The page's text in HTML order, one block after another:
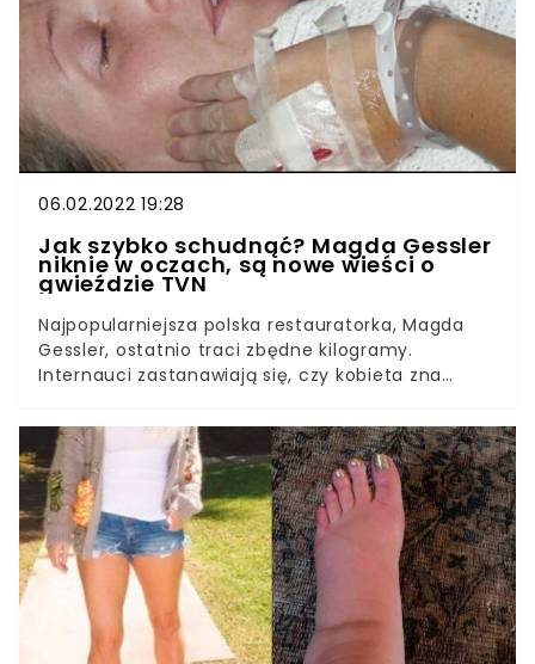
06.02.2022 19:28
Jak szybko schudnąć? Magda Gessler
niknie w oczach, są nowe wieści o
gwieździe TVN
Najpopularniejsza polska restauratorka, Magda
Gessler, ostatnio traci zbędne kilogramy.
Internauci zastanawiają się, czy kobieta zna
schudnąć? Magda Gessler jest lubianą
osobowością telewizyjną, która zna się na polskiej
gastronomii jak mało kto. Jej niepowtarzalny gust
kulinarny ceniony jest przez wielu restauratorów.
Kobieta sama prowadzi kilka lokali w Polsce, które
cieszą się pozytywną opinią na temat jedzenia
oraz wystroju. Restauratorskie doświadczenie
Magdy Gessler zostało docenione również przez
stację telewizyjną TVN. Od 2010 roku ekspertka
jest gospodynią popularnego programu